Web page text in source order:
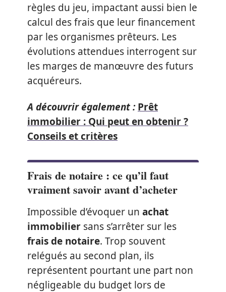
règles du jeu, impactant aussi bien le
calcul des frais que leur financement
par les organismes prêteurs. Les
évolutions attendues interrogent sur
les marges de manœuvre des futurs
acquéreurs.
A découvrir également : Prêt
immobilier : Qui peut en obtenir ?
Conseils et critères
Frais de notaire : ce qu’il faut
vraiment savoir avant d’acheter
Impossible d’évoquer un achat
immobilier sans s’arrêter sur les
frais de notaire. Trop souvent
relégués au second plan, ils
représentent pourtant une part non
négligeable du budget lors de